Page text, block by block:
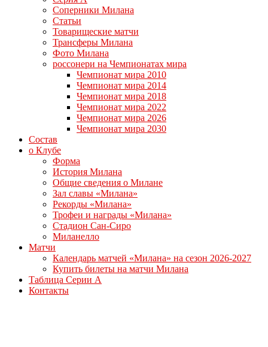
Соперники Милана
Статьи
Товарищеские матчи
Трансферы Милана
Фото Милана
россонери на Чемпионатах мира
Чемпионат мира 2010
Чемпионат мира 2014
Чемпионат мира 2018
Чемпионат мира 2022
Чемпионат мира 2026
Чемпионат мира 2030
Состав
о Клубе
Форма
История Милана
Общие сведения о Милане
Зал славы «Милана»
Рекорды «Милана»
Трофеи и награды «Милана»
Стадион Сан-Сиро
Миланелло
Матчи
Календарь матчей «Милана» на сезон 2026-2027
Купить билеты на матчи Милана
Таблица Серии А
Контакты